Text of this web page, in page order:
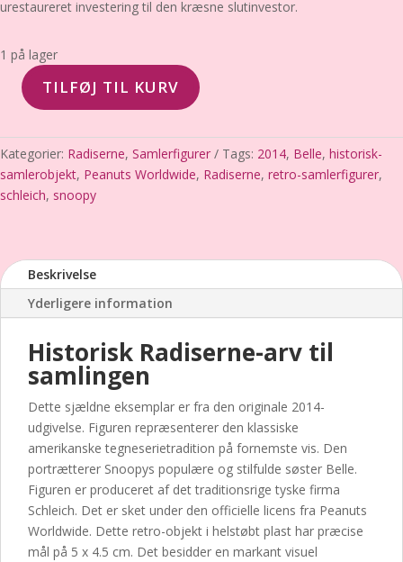
urestaureret investering til den kræsne slutinvestor.
1 på lager
Belle
–
Schleich
/
Peanuts
Ypperste
brugt
stand
TILFØJ TIL KURV
Kategorier: Radiserne, Samlerfigurer Tags: 2014, Belle, historisk-
samlerobjekt, Peanuts Worldwide, Radiserne, retro-samlerfigurer,
schleich, snoopy
Beskrivelse
Yderligere information
Historisk Radiserne-arv til
samlingen
Dette sjældne eksemplar er fra den originale 2014-
udgivelse. Figuren repræsenterer den klassiske
amerikanske tegneserietradition på fornemste vis. Den
portrætterer Snoopys populære og stilfulde søster Belle.
Figuren er produceret af det traditionsrige tyske firma
Schleich. Det er sket under den officielle licens fra Peanuts
Worldwide. Dette retro-objekt i helstøbt plast har præcise
mål på 5 x 4.5 cm. Det besidder en markant visuel